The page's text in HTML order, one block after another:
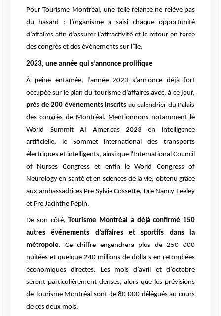
Pour Tourisme Montréal, une telle relance ne relève pas
du hasard : l’organisme a saisi chaque opportunité
d’affaires afin d’assurer l’attractivité et le retour en force
des congrès et des événements sur l’île.
2023, une année qui s’annonce prolifique
À peine entamée, l’année 2023 s’annonce déjà fort
occupée sur le plan du tourisme d’affaires avec, à ce jour,
près de 200 événements inscrits au calendrier du Palais
des congrès de Montréal. Mentionnons notamment le
World Summit AI Americas 2023 en intelligence
artificielle, le Sommet international des transports
électriques et intelligents, ainsi que l'International Council
of Nurses Congress et enfin le World Congress of
Neurology en santé et en sciences de la vie, obtenu grâce
aux ambassadrices Pre Sylvie Cossette, Dre Nancy Feeley
et Pre Jacinthe Pépin.
De son côté, Tourisme Montréal a déjà confirmé 150
autres événements d’affaires et sportifs dans la
métropole. Ce chiffre engendrera plus de 250 000
nuitées et quelque 240 millions de dollars en retombées
économiques directes. Les mois d’avril et d’octobre
seront particulièrement denses, alors que les prévisions
de Tourisme Montréal sont de 80 000 délégués au cours
de ces deux mois.